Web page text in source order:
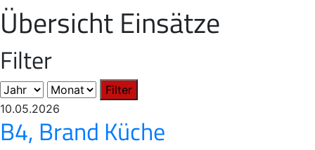
Übersicht Einsätze
Filter
Filter
10.05.2026
B4, Brand Küche